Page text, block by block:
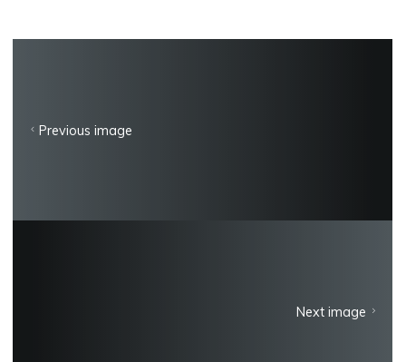
Previous image
Next image